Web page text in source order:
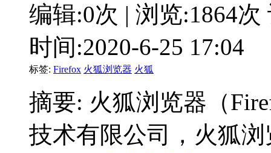
编辑:0次 | 浏览:1864次
时间:2020-6-25 17:04
标签: Firefox 火狐浏览器 火狐
摘要: 火狐浏览器（
技术有限公司，火狐